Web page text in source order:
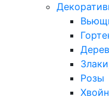
Розы